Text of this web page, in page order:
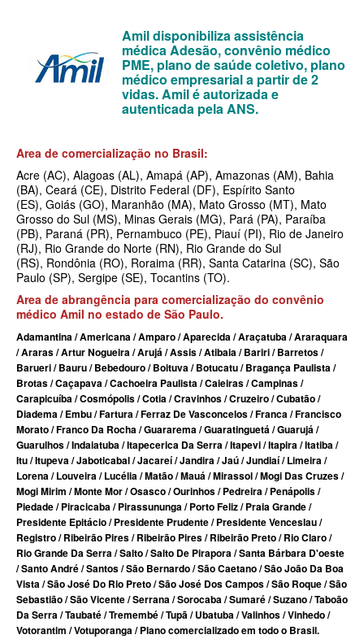
GARANTIA GS PLANO DE SAÚDE EMPRESARIAL
GOLDEN CROSS PLANO EMPRESARIAL
GNDI PLANO DE SAÚDE EMPRESARIAL
KIPP PLANO DE SAÚDE EMPRESARIAL
MEDIAL PLANO DE SAÚDE EMPRESARIAL
MEDICAL HEALTH PLANO DE SAÚDE EMPRESARIAL
MED TOUR PLANO DE SAÚDE EMPRESARIAL
NEXT SEISA PLANO DE SAÚDE EMPRESARIAL
NOTREDAME PLANO DE SAÚDE EMPRESARIAL
OMINT PLANO DE SAÚDE EMPRESARIAL
ONE HEALTH PLANO DE SAÚDE EMPRESARIAL
PLENA PLANO DE SAÚDE EMPRESARIAL
PORTO SEGURO PLANO DE SAÚDE EMPRESARIAL
SAMED PLANO DE SAÚDE EMPRESARIAL
SANTA CASA DE MAUÁ PLANO DE SAÚDE EMPRESARIAL
SANTARIS PLANO DE SAÚDE EMPRESARIAL
SANTA HELENA PLANO DE SAÚDE EMPRESARIAL
SÃO CRISTOVÃO PLANO DE SAÚDE EMPRESARIAL
SÃO MIGUEL PLANO DE SAÚDE EMPRESARIAL
PLANO DE SAÚDE INDIVIDUAL
BIO SAÚDE PLANO DE SAÚDE INDIVIDUAL
BIOVIDA PLANO DE SAÚDE INDIVIDUAL
BLUE MED PLANO DE SAÚDE INDIVIDUAL
Amil disponibiliza assistência
médica Adesão, convênio médico
PME, plano de saúde coletivo, plano
médico empresarial a partir de 2
vidas. Amil é autorizada e
autenticada pela ANS.
Area de comercialização no Brasil:
Acre (AC), Alagoas (AL), Amapá (AP), Amazonas (AM), Bahia
(BA), Ceará (CE), Distrito Federal (DF), Espírito Santo
(ES), Goiás (GO), Maranhão (MA), Mato Grosso (MT), Mato
Grosso do Sul (MS), Minas Gerais (MG), Pará (PA), Paraíba
(PB), Paraná (PR), Pernambuco (PE), Piauí (PI), Rio de Janeiro
(RJ), Rio Grande do Norte (RN), Rio Grande do Sul
(RS), Rondônia (RO), Roraima (RR), Santa Catarina (SC), São
Paulo (SP), Sergipe (SE), Tocantins (TO).
Area de abrangência para comercialização do convênio
médico Amil no estado de São Paulo.
Adamantina / Americana / Amparo / Aparecida / Araçatuba / Araraquara
/ Araras / Artur Nogueira / Arujá / Assis / Atibaia / Bariri / Barretos /
Barueri / Bauru / Bebedouro / Boituva / Botucatu / Bragança Paulista /
Brotas / Caçapava / Cachoeira Paulista / Caieiras / Campinas /
Carapicuíba / Cosmópolis / Cotia / Cravinhos / Cruzeiro / Cubatão /
Diadema / Embu / Fartura / Ferraz De Vasconcelos / Franca / Francisco
Morato / Franco Da Rocha / Guararema / Guaratinguetá / Guarujá /
Guarulhos / Indaiatuba / Itapecerica Da Serra / Itapevi / Itapira / Itatiba /
Itu / Itupeva / Jaboticabal / Jacareí / Jandira / Jaú / Jundiaí / Limeira /
Lorena / Louveira / Lucélia / Matão / Mauá / Mirassol / Mogi Das Cruzes /
Mogi Mirim / Monte Mor / Osasco / Ourinhos / Pedreira / Penápolis /
Piedade / Piracicaba / Pirassununga / Porto Feliz / Praia Grande /
Presidente Epitácio / Presidente Prudente / Presidente Venceslau /
Registro / Ribeirão Pires / Ribeirão Pires / Ribeirão Preto / Rio Claro /
Rio Grande Da Serra / Salto / Salto De Pirapora / Santa Bárbara D'oeste
/ Santo André / Santos / São Bernardo / São Caetano / São João Da Boa
Vista / São José Do Rio Preto / São José Dos Campos / São Roque / São
Sebastião / São Vicente / Serrana / Sorocaba / Sumaré / Suzano / Taboão
Da Serra / Taubaté / Tremembé / Tupã / Ubatuba / Valinhos / Vinhedo /
Votorantim / Votuporanga / Plano comercializado em todo o Brasil.